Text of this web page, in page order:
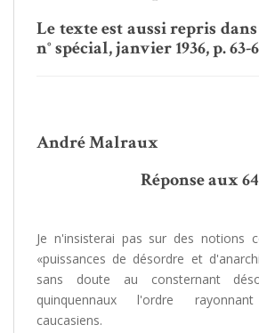
Le texte est aussi repris
n° spécial, janvier 1936, p. 63-
André Malraux
Réponse aux 64
Je n'insisterai pas sur des notions
«puissances de désordre et
sans doute au consternant
quinquennaux l'ordre
caucasiens.